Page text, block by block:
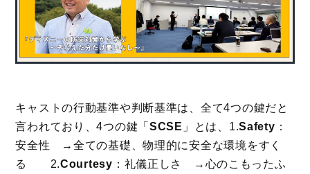
キャストの行動基準や判断基準は、全て4つの鍵だと
言われており、4つの鍵「SCSE 」とは、1.Safety ：
安全性 →全ての基礎、物理的に安全な環境をすく
る 2.Courtesy ：礼儀正しさ →心のこもったふ